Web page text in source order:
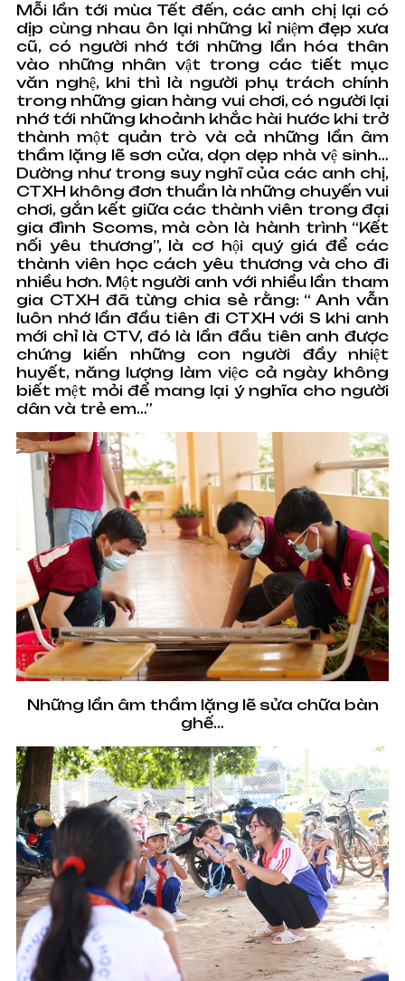
Mỗi lần tới mùa Tết đến, các anh chị lại có
dịp cùng nhau ôn lại những kỉ niệm đẹp xưa
cũ, có người nhớ tới những lần hóa thân
vào những nhân vật trong các tiết mục
văn nghệ, khi thì là người phụ trách chính
trong những gian hàng vui chơi, có người lại
nhớ tới những khoảnh khắc hài hước khi trở
thành một quản trò và cả những lần âm
thầm lặng lẽ sơn cửa, dọn dẹp nhà vệ sinh…
Dường như trong suy nghĩ của các anh chị,
CTXH không đơn thuần là những chuyến vui
chơi, gắn kết giữa các thành viên trong đại
gia đình Scoms, mà còn là hành trình “Kết
nối yêu thương”, là cơ hội quý giá để các
thành viên học cách yêu thương và cho đi
nhiều hơn. Một người anh với nhiều lần tham
gia CTXH đã từng chia sẻ rằng: “ Anh vẫn
luôn nhớ lần đầu tiên đi CTXH với S khi anh
mới chỉ là CTV, đó là lần đầu tiên anh được
chứng kiến những con người đầy nhiệt
huyết, năng lượng làm việc cả ngày không
biết mệt mỏi để mang lại ý nghĩa cho người
dân và trẻ em…”
Những lần âm thầm lặng lẽ sửa chữa bàn
ghế…